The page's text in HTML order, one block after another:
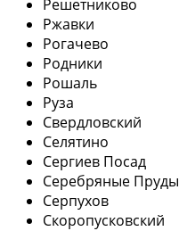
Решетниково
Ржавки
Рогачево
Родники
Рошаль
Руза
Свердловский
Селятино
Сергиев Посад
Серебряные Пруды
Серпухов
Скоропусковский